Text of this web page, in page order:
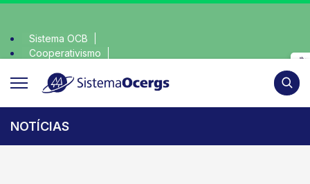
Sistema OCB
Cooperativismo
NOTÍCIAS